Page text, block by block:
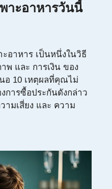
าะอาหารวันนี้
ะอาหาร เป็นหนึ่งในวิธี
พ และ การเงิน ของ
อ 10 เหตุผลที่คุณไม่
การซื้อประกันดังกล่าว
ามเสี่ยง และ ความ